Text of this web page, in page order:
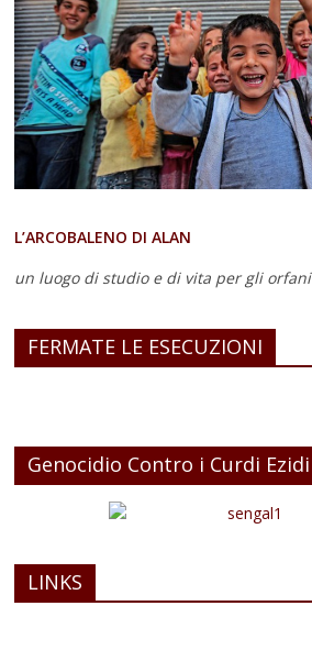
L’ARCOBALENO DI ALAN
un luogo di studio e di vita per gli
FERMATE LE ESECUZIONI
Genocidio Contro i Curdi Ezidi
LINKS